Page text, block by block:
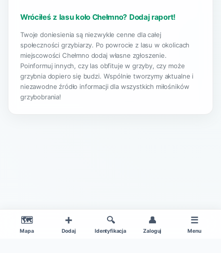
🗺️
Mapa
➕
Dodaj
🔍
Identyfikacja
👤
Zaloguj
☰
Menu
Wróciłeś z lasu koło Chełmno? Dodaj raport!
Twoje doniesienia są niezwykle cenne dla całej
społeczności grzybiarzy. Po powrocie z lasu w okolicach
miejscowości Chełmno dodaj własne zgłoszenie.
Poinformuj innych, czy las obfituje w grzyby, czy może
grzybnia dopiero się budzi. Wspólnie tworzymy aktualne i
niezawodne źródło informacji dla wszystkich miłośników
grzybobrania!